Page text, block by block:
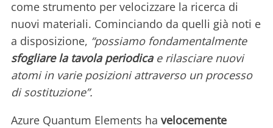
come strumento per velocizzare la ricerca di
nuovi materiali. Cominciando da quelli già noti e
a disposizione, “possiamo fondamentalmente
sfogliare la tavola periodicae rilasciare nuovi
atomi in varie posizioni attraverso un processo
di sostituzione”.
Azure Quantum Elements ha velocemente